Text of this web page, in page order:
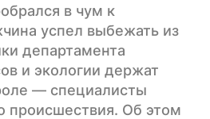
в чум к
успел выбежать из
департамента
и экологии держат
— специалисты
происшествия. Об этом